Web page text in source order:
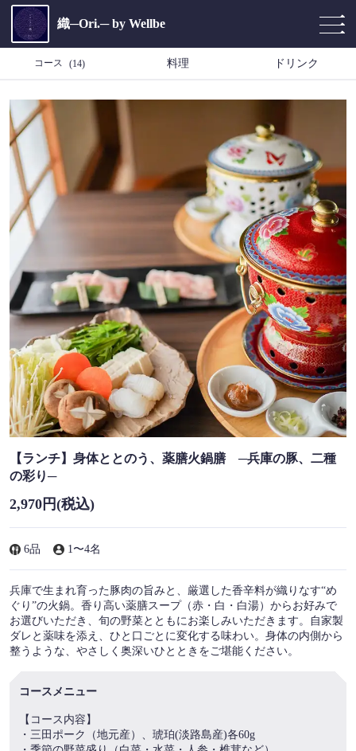
織─Ori.─ by Wellbe
コース (14) 料理 ドリンク
【ランチ】身体ととのう、薬膳火鍋膳 ─兵庫の豚、二種
の彩り─
2,970円(税込)
6品 1〜4名
兵庫で生まれ育った豚肉の旨みと、厳選した香辛料が織りなす“め
ぐり”の火鍋。香り高い薬膳スープ（赤・白・白湯）からお好みで
お選びいただき、旬の野菜とともにお楽しみいただきます。自家製
ダレと薬味を添え、ひと口ごとに変化する味わい。身体の内側から
整うような、やさしく奥深いひとときをご堪能ください。
コースメニュー
【コース内容】
・三田ポーク（地元産）、琥珀(淡路島産)各60g